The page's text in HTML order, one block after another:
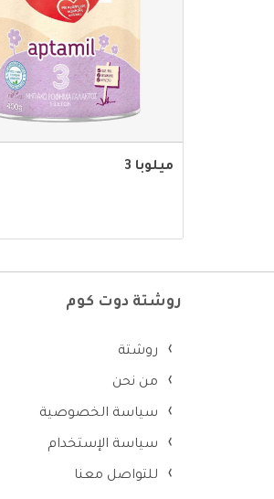
ميلوبا 3
روشتة دوت كوم
روشتة
من نحن
سياسة الخصوصية
سياسة الإستخدام
للتواصل معنا